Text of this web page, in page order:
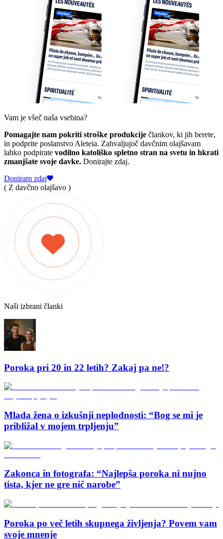
Vam je všeč naša vsebina?
Pomagajte nam pokriti stroške produkcije člankov, ki jih berete,
in podprite poslanstvo Aleteia. Zahvaljujoč davčnim olajšavam
lahko podpirate vodilno katoliško spletno stran na svetu in hkrati
zmanjšate svoje davke. Donirajte zdaj.
Doniram zdaj
( Z davčno olajšavo )
Naši izbrani članki
Poroka pri 20 in 22 letih? Zakaj pa ne!?
Mlada žena o izkušnji neplodnosti: “Bog se mi je
približal v mojem trpljenju”
Zakonca in fotografa: “Najlepša poroka ni nujno
tista, kjer ne gre nič narobe”
Poroka po več letih skupnega življenja? Povem vam
svoje mnenje